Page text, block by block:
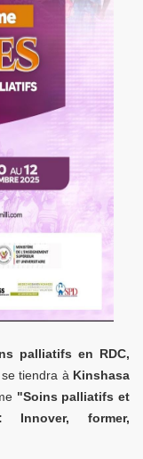
palliatifs en RDC,
se tiendra à Kinshasa
"Soins palliatifs et
Innover, former,